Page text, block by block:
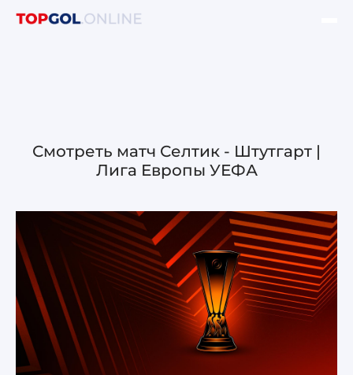
ОБЗОРЫ ЛЧ УЕФА
ОБЗОРЫ ЛЕ УЕФА
Лига чемпионов УЕФА
Лига Европы УЕФА
Лига конференций УЕФА
Смотреть матч Селтик - Штутгарт |
Лига Европы УЕФА